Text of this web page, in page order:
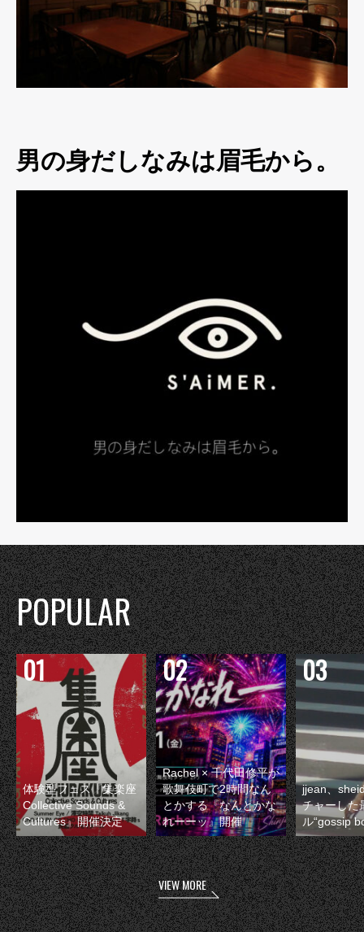
男の身だしなみは眉毛から。
POPULAR
体験型フェス『集楽座
Collective Sounds &
Cultures』開催決定
Rachel × 千代田修平が
歌舞伎町で2時間なん
とかする『なんとかな
れーーッ』開催
jjean、
チャーした
ル“gossip
VIEW MORE